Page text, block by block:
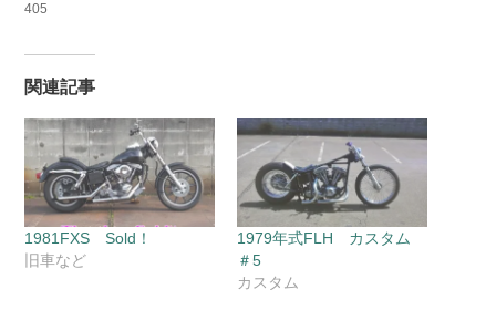
405
関連記事
1981FXS Sold！
旧車など
1979年式FLH カスタム
＃5
カスタム